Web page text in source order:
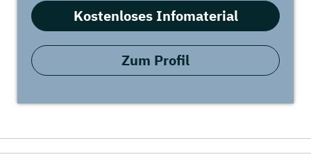
Kostenloses Infomaterial
Zum Profil